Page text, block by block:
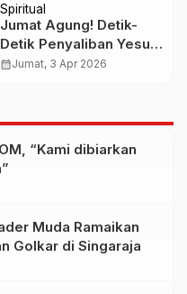
Spiritual
Jumat Agung! Detik-
Detik Penyaliban Yesus
Kristus dan Makna
calendar_monthJumat, 3 Apr 2026
“Kami dibiarkan
Muda Ramaikan
Golkar di Singaraja